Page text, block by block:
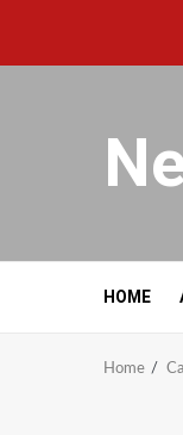
HOME
Home